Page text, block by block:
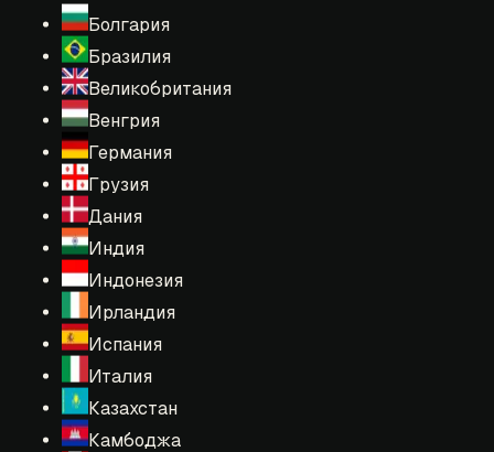
Болгария
Бразилия
Великобритания
Венгрия
Германия
Грузия
Дания
Индия
Индонезия
Ирландия
Испания
Италия
Казахстан
Камбоджа